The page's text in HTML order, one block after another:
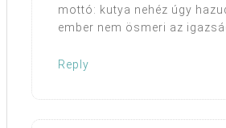
mottó: kutya nehéz úgy
ember nem ösmeri az
Reply